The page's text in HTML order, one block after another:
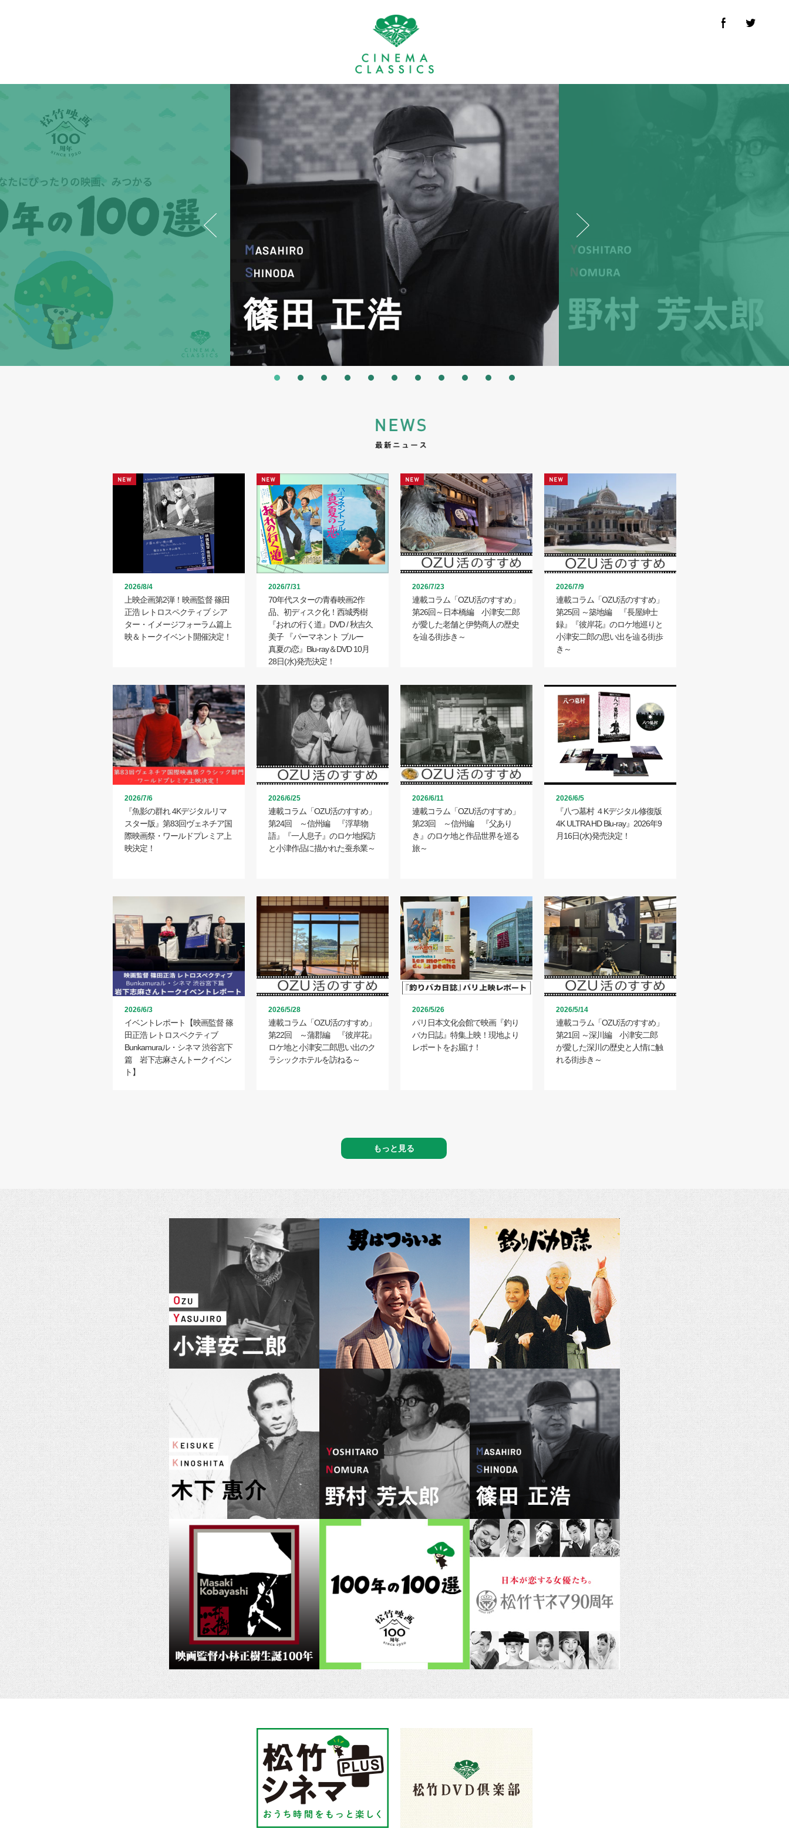
2026/8/4
上映企画第2弾！映画監督 篠田
正浩 レトロスペクティブ シア
ター・イメージフォーラム篇上
映＆トークイベント開催決定！
2026/7/31
70年代スターの青春映画2作
品、初ディスク化！西城秀樹
『おれの行く道』DVD / 秋吉久
美子 『パーマネント ブルー
真夏の恋』Blu-ray＆DVD 10月
28日(水)発売決定！
2026/7/23
連載コラム「OZU活のすすめ」
第26回～日本橋編 小津安二郎
が愛した老舗と伊勢商人の歴史
を辿る街歩き～
2026/7/9
連載コラム「OZU活のすすめ」
第25回 ～築地編 『長屋紳士
録』『彼岸花』のロケ地巡りと
小津安二郎の思い出を辿る街歩
き～
2026/7/6
『魚影の群れ 4Kデジタルリマ
スター版』第83回ヴェネチア国
際映画祭・ワールドプレミア上
映決定！
2026/6/25
連載コラム「OZU活のすすめ」
第24回 ～信州編 『浮草物
語』『一人息子』のロケ地探訪
と小津作品に描かれた蚕糸業～
2026/6/11
連載コラム「OZU活のすすめ」
第23回 ～信州編 『父あり
き』のロケ地と作品世界を巡る
旅～
2026/6/5
『八つ墓村 ４Kデジタル修復版
4K ULTRA HD Blu-ray』2026年9
月16日(水)発売決定！
2026/6/3
イベントレポート【映画監督 篠
田正浩 レトロスペクティブ
Bunkamuraル・シネマ 渋谷宮下
篇 岩下志麻さんトークイベン
ト】
2026/5/28
連載コラム「OZU活のすすめ」
第22回 ～蒲郡編 『彼岸花』
ロケ地と小津安二郎思い出のク
ラシックホテルを訪ねる～
2026/5/26
パリ日本文化会館で映画『釣り
バカ日誌』特集上映！現地より
レポートをお届け！
2026/5/14
連載コラム「OZU活のすすめ」
第21回 ～深川編 小津安二郎
が愛した深川の歴史と人情に触
れる街歩き～
もっと見る